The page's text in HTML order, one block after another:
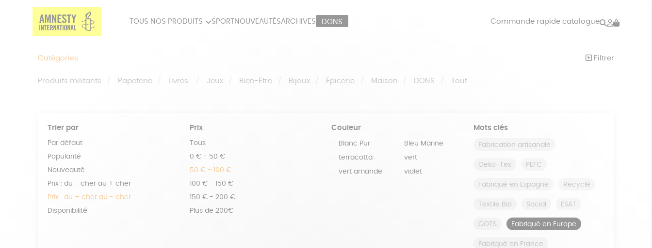
TOUS NOS PRODUITS SPORT NOUVEAUTÉSARCHIVES DONS Commande rapide catalogue Rechercher
Mon
Catégories Filtrer
Produits militants Papeterie Livres Jeux Bien-Être Bijoux Épicerie Maison DONS Tout
Trier par
Par défaut
Popularité
Nouveauté
Prix : du - cher au + cher
Prix : du + cher au - cher
Disponibilité
Prix
Tous
0 € - 50 €
50 € - 100 €
100 € - 150 €
150 € - 200 €
Plus de 200€
Couleur
Blanc Pur Bleu Marine
terracotta vert
vert amande violet
Mots clés
Fabrication artisanale
Oeko-Tex PEFC
Fabriqué en Espagne Recyclé
Textile Bio Social ESAT
GOTS Fabriqué en Europe
Fabriqué en France